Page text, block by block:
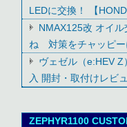
LEDに交換！ 【
NMAX125改 オイ
ね 対策をチャッピー
ヴェゼル（e:HEV
入 開封・取付けレビ
ZEPHYR1100